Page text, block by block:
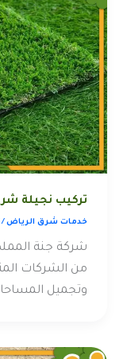
تركيب نجيلة
خدمات شرق الرياض/
شركة جنة
من الشركات
وتجميل